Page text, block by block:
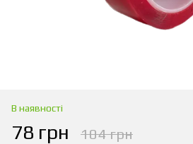
В наявності
78 грн 104 грн